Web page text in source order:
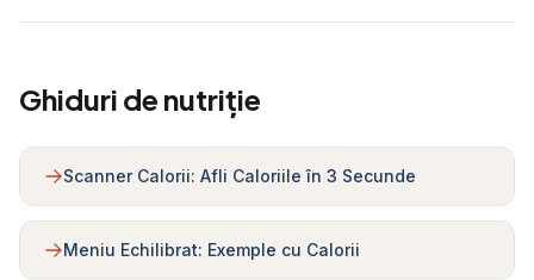
Ghiduri de nutriție
Scanner Calorii: Afli Caloriile în 3 Secunde
Meniu Echilibrat: Exemple cu Calorii